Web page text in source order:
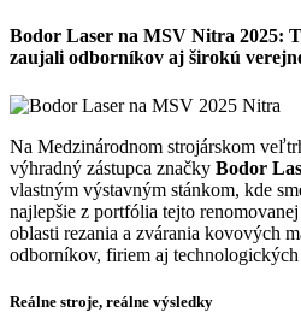
Bodor Laser na MSV Nitra 2025:
zaujali odborníkov aj širokú
Na Medzinárodnom strojárskom
výhradný zástupca značky Bodor
vlastným výstavným stánkom, kde
najlepšie z portfólia tejto
oblasti rezania a zvárania kovových
odborníkov, firiem aj technologických
Reálne stroje, reálne výsledky